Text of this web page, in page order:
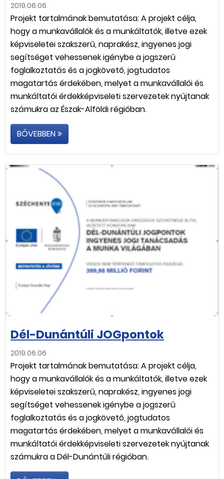
2019.06.06
Projekt tartalmának bemutatása: A projekt célja,
hogy a munkavállalók és a munkáltatók, illetve ezek
képviseletei szakszerű, naprakész, ingyenes jogi
segítséget vehessenek igénybe a jogszerű
foglalkoztatás és a jogkövető, jogtudatos
magatartás érdekében, melyet a munkavállalói és
munkáltatói érdekképviseleti szervezetek nyújtanak
számukra az Észak-Alföldi régióban.
BŐVEBBEN
Dél-Dunántúli JOGpontok
2019.06.06
Projekt tartalmának bemutatása: A projekt célja,
hogy a munkavállalók és a munkáltatók, illetve ezek
képviseletei szakszerű, naprakész, ingyenes jogi
segítséget vehessenek igénybe a jogszerű
foglalkoztatás és a jogkövető, jogtudatos
magatartás érdekében, melyet a munkavállalói és
munkáltatói érdekképviseleti szervezetek nyújtanak
számukra a Dél-Dunántúli régióban.